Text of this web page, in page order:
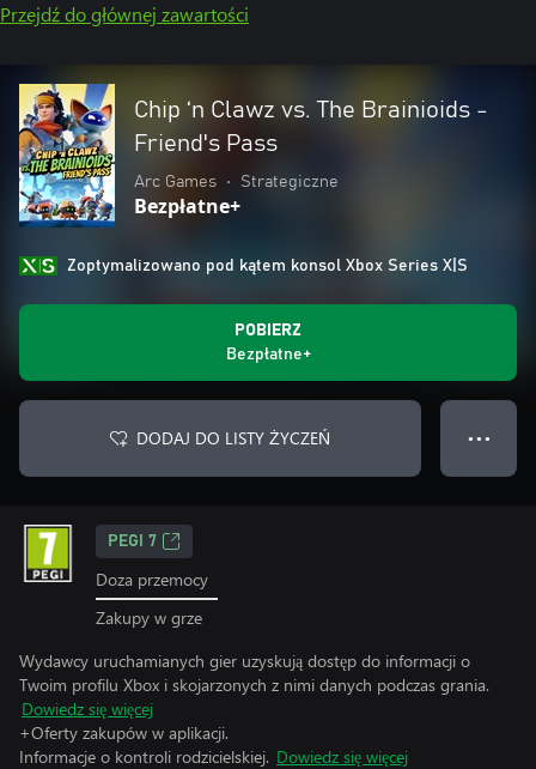
Przejdź do głównej zawartości
Chip ‘n Clawz vs. The Brainioids -
Friend's Pass
Arc Games • Strategiczne
Bezpłatne+
Zoptymalizowano pod kątem konsol Xbox Series X|S
POBIERZ
Bezpłatne+
DODAJ DO LISTY ŻYCZEŃ ● ● ●
PEGI 7
Doza przemocy
Zakupy w grze
Wydawcy uruchamianych gier uzyskują dostęp do informacji o
Twoim profilu Xbox i skojarzonych z nimi danych podczas grania.
Dowiedz się więcej
+Oferty zakupów w aplikacji.
Informacje o kontroli rodzicielskiej. Dowiedz się więcej